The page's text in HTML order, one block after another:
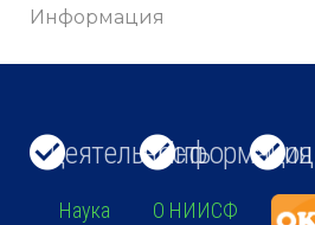
Информация
Деятельность
Наука
Информация
О НИИСФ